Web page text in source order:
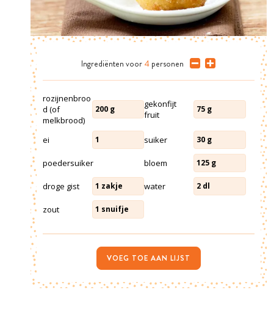
Ingrediënten voor 4 personen
rozijnenbroo
d (of
melkbrood)
200 g
gekonfijt
fruit
75 g
ei 1 suiker 30 g
poedersuiker bloem 125 g
droge gist 1 zakje water 2 dl
zout 1 snuifje
VOEG TOE AAN LIJST